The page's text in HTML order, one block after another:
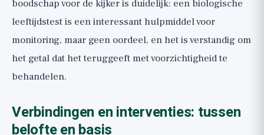
boodschap voor de kijker is duidelijk: een biologische
leeftijdstest is een interessant hulpmiddel voor
monitoring, maar geen oordeel, en het is verstandig om
het getal dat het teruggeeft met voorzichtigheid te
behandelen.
Verbindingen en interventies: tussen
belofte en basis